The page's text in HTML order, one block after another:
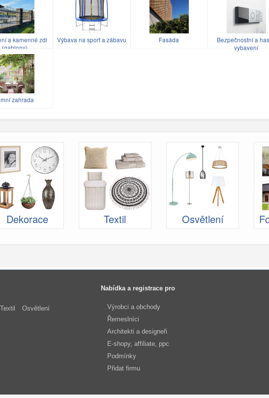
a kamenné zdi
(gabiony)
Výbava na sport a zábavu Fasáda
Bezpečnostní a
vybavení
zahrada
Dekorace Textil Osvětlení
Textil Osvětlení
Nabídka a registrace pro
Výrobci a obchody
Řemeslníci
Architekti a designeři
E-shopy, affiliate, ppc
Podmínky
Přidat firmu